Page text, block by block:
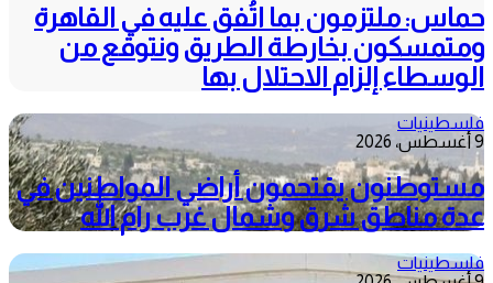
حماس: ملتزمون بما اتُفق عليه في القاهرة
ومتمسكون بخارطة الطريق ونتوقع من
الوسطاء إلزام الاحتلال بها
فلسطينيات
9 أغسطس، 2026
مستوطنون يقتحمون أراضي المواطنين في
عدة مناطق شرق وشمال غرب رام الله
فلسطينيات